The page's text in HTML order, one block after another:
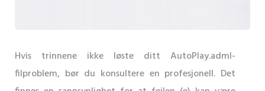
Hvis trinnene ikke løste ditt AutoPlay.adml-
filproblem, bør du konsultere en profesjonell. Det